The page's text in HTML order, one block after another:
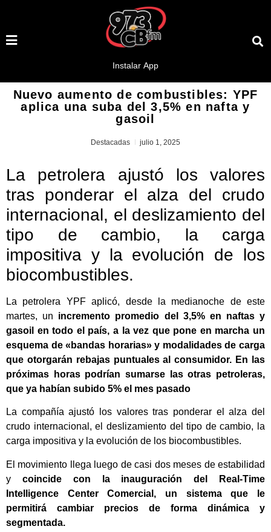
Nuevo aumento de combustibles: YPF
aplica una suba del 3,5% en nafta y
gasoil
Destacadas julio 1, 2025
La petrolera ajustó los valores
tras ponderar el alza del crudo
internacional, el deslizamiento del
tipo de cambio, la carga
impositiva y la evolución de los
biocombustibles.
La petrolera YPF aplicó, desde la medianoche de este
martes, un incremento promedio del 3,5% en naftas y
gasoil en todo el país, a la vez que pone en marcha un
esquema de «bandas horarias» y modalidades de carga
que otorgarán rebajas puntuales al consumidor. En las
próximas horas podrían sumarse las otras petroleras,
que ya habían subido 5% el mes pasado
La compañía ajustó los valores tras ponderar el alza del
crudo internacional, el deslizamiento del tipo de cambio, la
carga impositiva y la evolución de los biocombustibles.
El movimiento llega luego de casi dos meses de estabilidad
y coincide con la inauguración del Real-Time
Intelligence Center Comercial, un sistema que le
permitirá cambiar precios de forma dinámica y
segmentada.